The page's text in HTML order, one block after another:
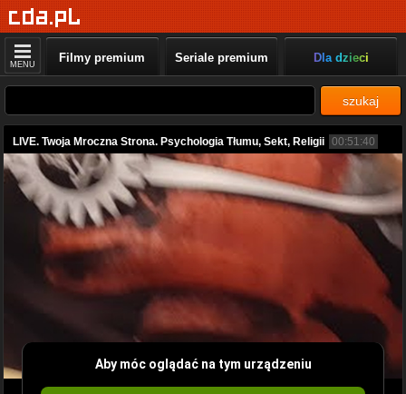
MENU Filmy premium Seriale premium Dla dzieci
szukaj
LIVE. Twoja Mroczna Strona. Psychologia Tłumu, Sekt, Religii 00:51:40
Aby móc oglądać na tym urządzeniu